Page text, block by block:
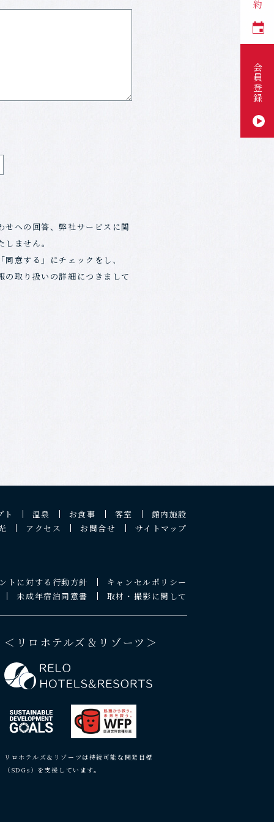
会員登録
への回答、弊社サービスに関
ません。
意する」にチェックをし、
取り扱いの詳細につきまして
ト 温泉 お食事 客室
館内施設
アクセス お問合せ サイトマップ
トに対する行動方針
キャンセルポリシー
未成年宿泊同意書
取材・撮影に関して
＜リロホテルズ＆リゾーツ＞
リロホテルズ＆リゾーツは持続可能な開発目標
（SDGs）を支援しています。